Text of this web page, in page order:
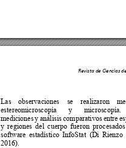
Revista de Ciencias
Las observaciones se realizaron
estereomicroscopía
y
microscopía.
mediciones y análisis comparativos entre
y regiones del cuerpo fueron
software estadístico InfoStat (Di Rienzo
2016).